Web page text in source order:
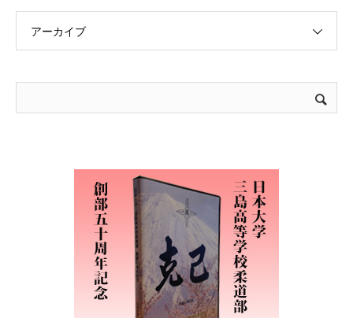
アーカイブ